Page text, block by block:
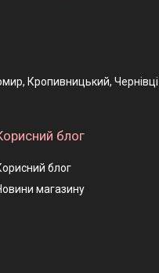
Кропивницький, Чернівці
блог
блог
магазину